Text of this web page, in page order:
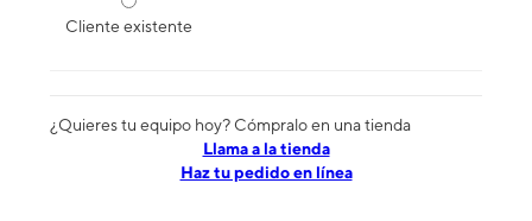
Cliente existente
¿Quieres tu equipo hoy? Cómpralo en una tienda
​​​​​​​Llama a la tienda
Haz tu pedido en línea